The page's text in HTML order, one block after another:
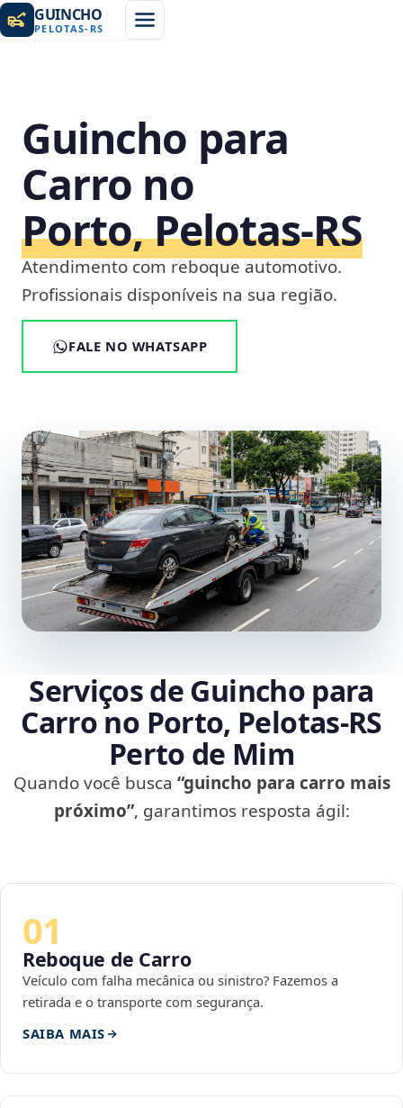
GUINCHO
PELOTAS- RS
Guincho para
Carro no
Porto, Pelotas‑RS
Atendimento com reboque automotivo.
Profissionais disponíveis na sua região.
FALE NO WHATSAPP
Serviços de Guincho para
Carro no Porto, Pelotas‑RS
Perto de Mim
Quando você busca “guincho para carro mais
próximo”, garantimos resposta ágil:
01
Reboque de Carro
Veículo com falha mecânica ou sinistro? Fazemos a
retirada e o transporte com segurança.
SAIBA MAIS